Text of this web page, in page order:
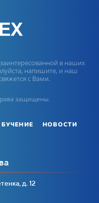
в наших
напишите, и наш
с Вами.
защищены.
НОВОСТИ
д. 12